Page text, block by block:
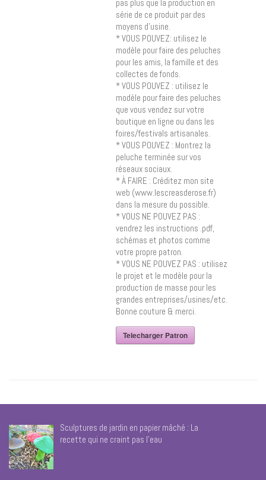
pas plus que la production en
série de ce produit par des
moyens d’usine.
* VOUS POUVEZ: utilisez le
modèle pour faire des peluches
pour les amis, la famille et des
collectes de fonds.
* VOUS POUVEZ : utilisez le
modèle pour faire des peluches
que vous vendez sur votre
boutique en ligne ou dans les
foires/festivals artisanales.
* VOUS POUVEZ : Montrez la
peluche terminée sur vos
réseaux sociaux.
* À FAIRE : Créditez mon site
web (www.lescreasderose.fr)
dans la mesure du possible.
* VOUS NE POUVEZ PAS :
vendrez les instructions .pdf,
schémas et photos comme
votre propre patron.
* VOUS NE POUVEZ PAS : utilisez
le projet et le modèle pour la
production de masse pour les
grandes entreprises/usines/etc.
Bonne couture & merci.
Telecharger Patron
Sculptures de jardin en papier mâché : La
recette qui ne craint pas l’eau